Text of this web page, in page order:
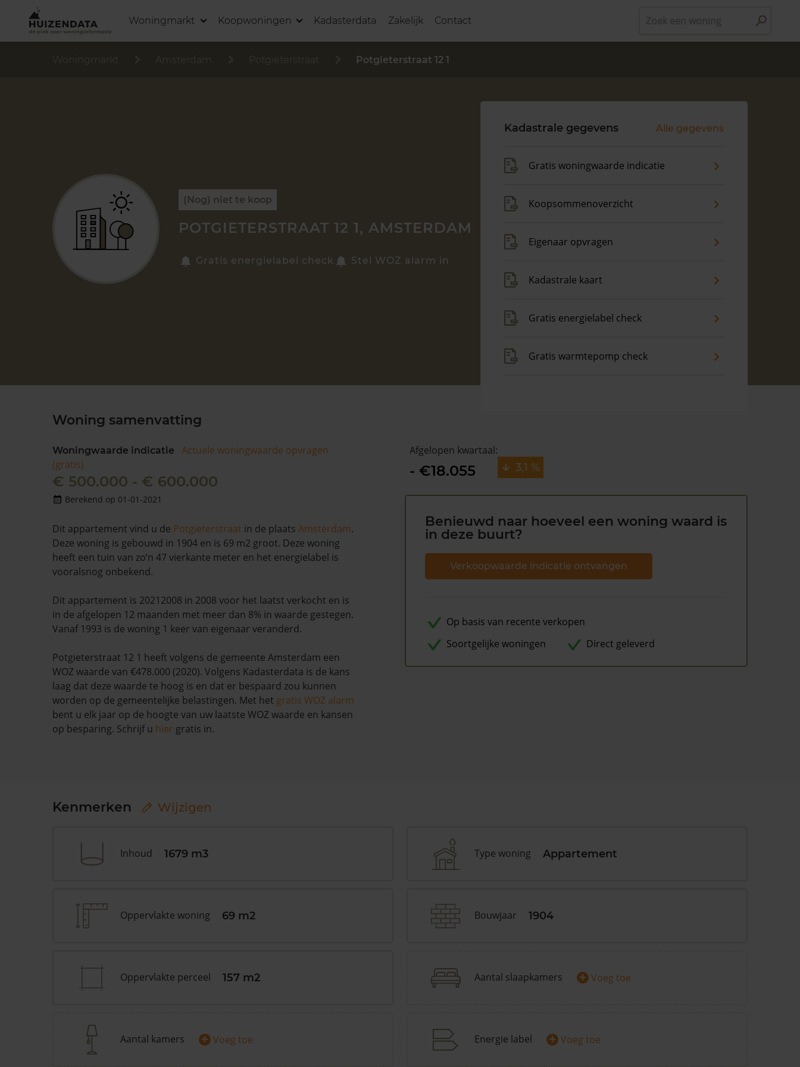
Woningmarkt Koopwoningen Kadasterdata Zakelijk Contact
Woningmarkt Amsterdam Potgieterstraat Potgieterstraat 12 1
(Nog) niet te koop
POTGIETERSTRAAT 12 1, AMSTERDAM
Gratis energielabel check Stel WOZ alarm in
Kadastrale gegevens Alle gegevens
Gratis woningwaarde indicatie
Koopsommenoverzicht
Eigenaar opvragen
Kadastrale kaart
Gratis energielabel check
Gratis warmtepomp check
Woning samenvatting
Woningwaarde indicatie
Actuele woningwaarde opvragen
(gratis)
€ 500.000 - € 600.000
Berekend op 01-01-2021
Dit appartement vind u de Potgieterstraat in de plaats Amsterdam.
Deze woning is gebouwd in 1904 en is 69 m2 groot. Deze woning
heeft een tuin van zo’n 47 vierkante meter en het energielabel is
vooralsnog onbekend.
Dit appartement is 20212008 in 2008 voor het laatst verkocht en is
in de afgelopen 12 maanden met meer dan 8% in waarde gestegen.
Vanaf 1993 is de woning 1 keer van eigenaar veranderd.
Potgieterstraat 12 1 heeft volgens de gemeente Amsterdam een
WOZ waarde van €478.000 (2020). Volgens Kadasterdata is de kans
laag dat deze waarde te hoog is en dat er bespaard zou kunnen
worden op de gemeentelijke belastingen. Met het gratis WOZ alarm
bent u elk jaar op de hoogte van uw laatste WOZ waarde en kansen
op besparing. Schrijf u hier gratis in.
Afgelopen kwartaal:
- €18.055 3,1 %
Benieuwd naar hoeveel een woning waard is
in deze buurt?
Verkoopwaarde indicatie ontvangen
Op basis van recente verkopen
Soortgelijke woningen
Direct geleverd
Kenmerken Wijzigen
Inhoud 1679 m3 Type woning Appartement
Oppervlakte woning 69 m2 Bouwjaar 1904
Oppervlakte perceel 157 m2 Aantal slaapkamers + Voeg toe
Aantal kamers + Voeg toe Energie label + Voeg toe